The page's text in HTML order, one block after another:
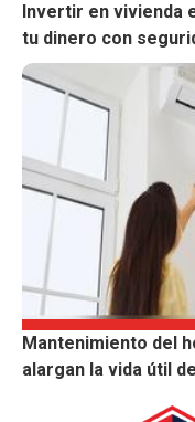
Invertir en vivienda
tu dinero con
Mantenimiento del
alargan la vida útil